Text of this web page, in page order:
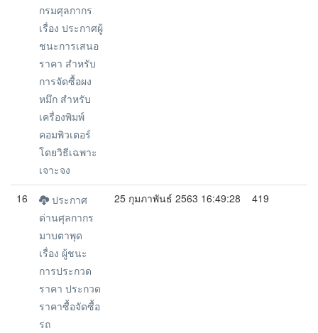
กรมศุลกากร
เรื่อง ประกาศผู้
ชนะการเสนอ
ราคา สำหรับ
การจัดซื้อผง
หมึก สำหรับ
เครื่องพิมพ์
คอมพิวเตอร์
โดยวิธีเฉพาะ
เจาะจง
16
ประกาศ
ด่านศุลกากร
มาบตาพุด
เรื่อง ผู้ชนะ
การประกวด
ราคา ประกวด
ราคาซื้อจัดซื้อ
รถ
25 กุมภาพันธ์ 2563 16:49:28 419